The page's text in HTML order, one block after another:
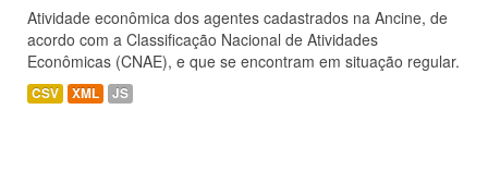
Atividade econômica dos agentes cadastrados na Ancine, de
acordo com a Classificação Nacional de Atividades
Econômicas (CNAE), e que se encontram em situação regular.
CSV XML JS